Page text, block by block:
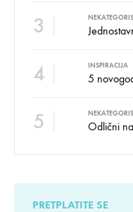
3
4 INSPIRACIJA
5
PRETPLATITE SE